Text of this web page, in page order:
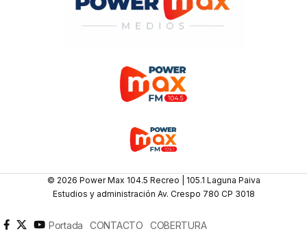
© 2026 Power Max 104.5 Recreo | 105.1 Laguna Paiva
Estudios y administración Av. Crespo 780 CP 3018
Portada CONTACTO COBERTURA